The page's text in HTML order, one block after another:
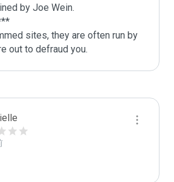
by Joe Wein.
sites, they are often run by
out to defraud you.